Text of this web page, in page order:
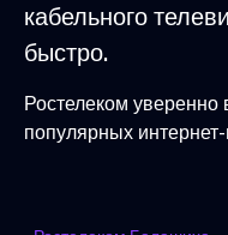
кабельного
быстро.
Ростелеком уверенно
популярных